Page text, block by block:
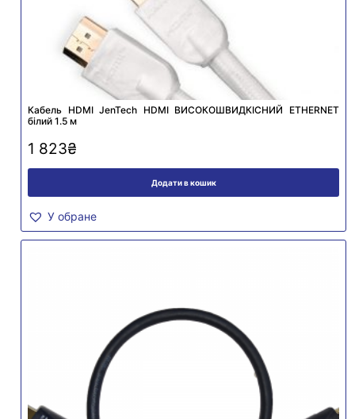
Кабель HDMI JenTech HDMI ВИСОКОШВИДКІСНИЙ ETHERNET
білий 1.5 м
1 823₴
Додати в кошик
У обране